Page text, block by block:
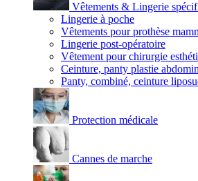
Vêtements & Lingerie
Lingerie à poche
Vêtements pour prothèse
Lingerie post-opératoire
Vêtement pour chirurgie
Ceinture, panty plastie
Panty, combiné, ceinture
Protection médicale
Cannes de marche